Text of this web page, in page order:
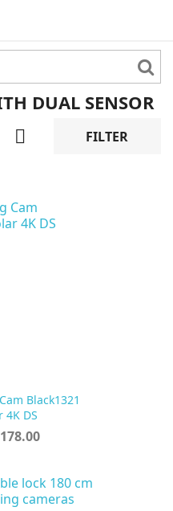
DUAL SENSOR
 FILTER
Black1321
4K DS